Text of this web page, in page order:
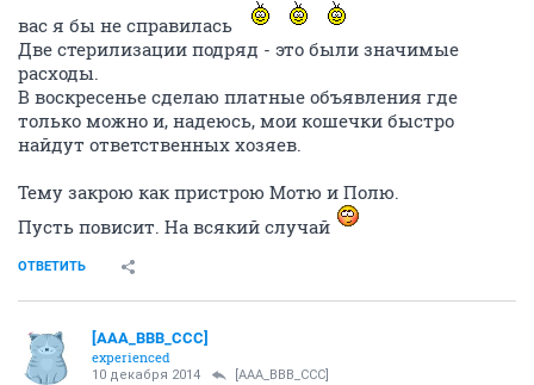
вас я бы не справилась
Две стерилизации подряд - это были значимые
расходы.
В воскресенье сделаю платные объявления где
только можно и, надеюсь, мои кошечки быстро
найдут ответственных хозяев.
Тему закрою как пристрою Мотю и Полю.
Пусть повисит. На всякий случай
ОТВЕТИТЬ
[AAA_BBB_CCC]
experienced
10 декабря 2014 [AAA_BBB_CCC]